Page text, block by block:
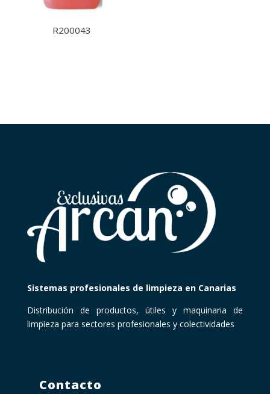
R200043
Sistemas profesionales de limpieza en Canarias
Distribución de productos, útiles y maquinaria de
limpieza para sectores profesionales y colectividades
Contacto